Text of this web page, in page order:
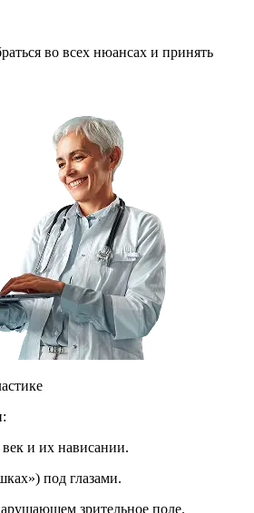
во всех нюансах и принять
и их нависании.
под глазами.
зрительное поле.